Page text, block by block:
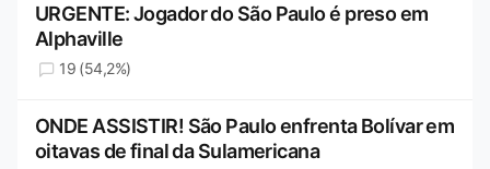
URGENTE: Jogador do São Paulo é preso em
Alphaville
19 (54,2%)
ONDE ASSISTIR! São Paulo enfrenta Bolívar em
oitavas de final da Sulamericana